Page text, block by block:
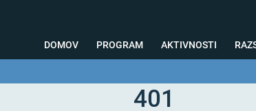
DOMOV PROGRAM AKTIVNOSTI
Testiranja
401